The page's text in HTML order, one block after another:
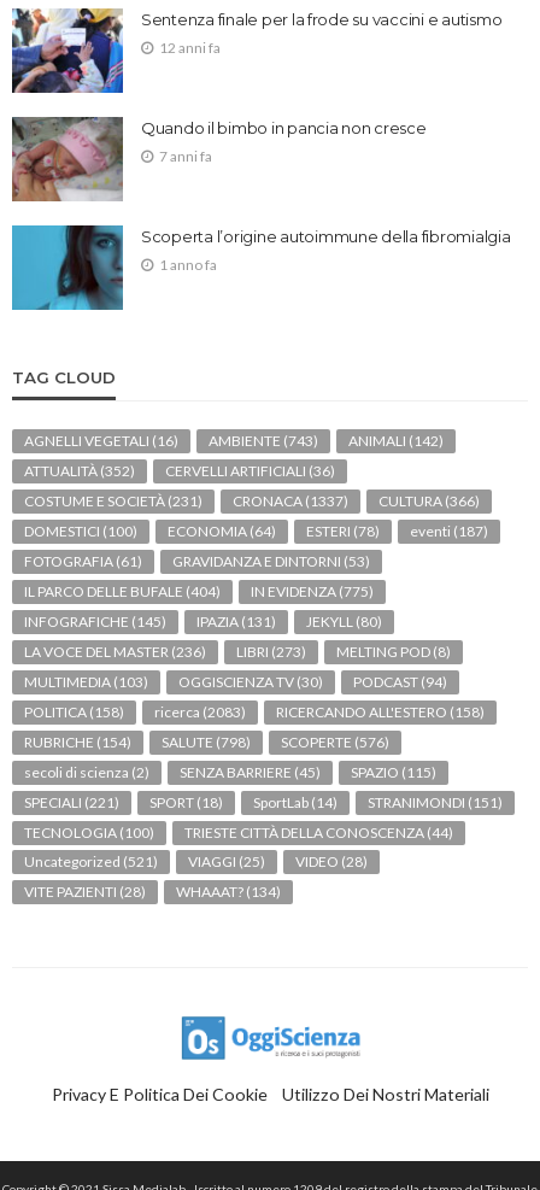
Sentenza finale per la frode su vaccini e autismo
12 anni fa
Quando il bimbo in pancia non cresce
7 anni fa
Scoperta l’origine autoimmune della fibromialgia
1 anno fa
TAG CLOUD
AGNELLI VEGETALI (16) AMBIENTE (743) ANIMALI (142)
ATTUALITÀ (352) CERVELLI ARTIFICIALI (36)
COSTUME E SOCIETÀ (231) CRONACA (1337) CULTURA (366)
DOMESTICI (100) ECONOMIA (64) ESTERI (78) eventi (187)
FOTOGRAFIA (61) GRAVIDANZA E DINTORNI (53)
IL PARCO DELLE BUFALE (404) IN EVIDENZA (775)
INFOGRAFICHE (145) IPAZIA (131) JEKYLL (80)
LA VOCE DEL MASTER (236) LIBRI (273) MELTING POD (8)
MULTIMEDIA (103) OGGISCIENZA TV (30) PODCAST (94)
POLITICA (158) ricerca (2083) RICERCANDO ALL'ESTERO (158)
RUBRICHE (154) SALUTE (798) SCOPERTE (576)
secoli di scienza (2) SENZA BARRIERE (45) SPAZIO (115)
SPECIALI (221) SPORT (18) SportLab (14) STRANIMONDI (151)
TECNOLOGIA (100) TRIESTE CITTÀ DELLA CONOSCENZA (44)
Uncategorized (521) VIAGGI (25) VIDEO (28)
VITE PAZIENTI (28) WHAAAT? (134)
Privacy E Politica Dei Cookie Utilizzo Dei Nostri Materiali